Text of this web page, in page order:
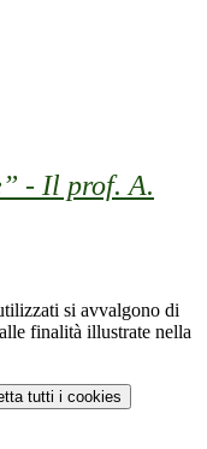
- Il prof. A.
si avvalgono di
finalità illustrate nella
tutti i cookies